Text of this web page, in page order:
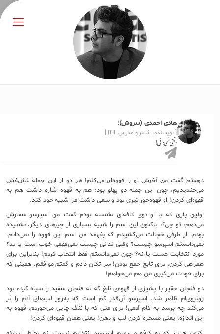
هادی احمدی (سروش):
[ نویسنده، شاعر و مدرس ITIL ]
وقتی نمی‌دانی!
دوستم گفت من آخرش تو را قهوه‌ای می‌کنم! هر دو از این جمله غش‌غش
می‌خندیدیم، چون این جمله دو پهلو بود؛ هم به قهوه اشاره داشت هم به
قهوه‌ای کردن! او قهوه‌خور تیری بود و سعی داشت مرا شبیه خود کند.
اولین باری که با او توی کافه‌ای نشسته بودم گفت من اسپرسو سفارش
می‌دهم، تو چی؟، تاکنون این اسم را شبیه بسیاری از چیزهای دیگر، نشنیده
بودم. از طرفی خجالت می‌کشیدم که بفهمد من اسم این قهوه را نمی‌دانم.
نمی‌دانستم اسپرسو چیست؟ وقتی ندانی چیست نمی‌فهمی خوب است یا بد؟
مورد انتخابت هست یا نه؟ چون نمی‌دانستم فقط انتخاب کردم! بنابراین برای
همراهی کردن، برای تابع جمع بودن! سر تکان دادم و گفتم موافقم. همینی که
برای خودت می‌گیری من هم می‌خواهم!
دو فنجان حقیر با پشیزی از قهوه‌ی تلخ که ته فنجان سفید را سیاه کرده بود
روبروی‌ام ظاهر شد. اسپرسو آن‌قدر کم است که به‌زور لب‌های آدم را تَر
می‌کند چه برسد به کام آدمی! برای منی که با تُنگ چایی می‌خوردم، قهوه‌ به
این اندازه، یعنی مسخره کردن لب و دهن! یعنی همان قهوه‌ای کردن!